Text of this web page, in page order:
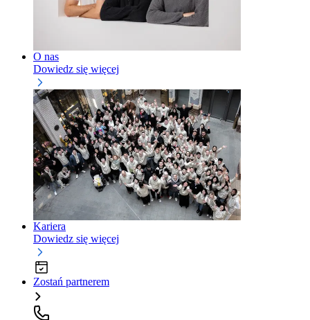
O nas
Dowiedz się więcej
Kariera
Dowiedz się więcej
Zostań partnerem